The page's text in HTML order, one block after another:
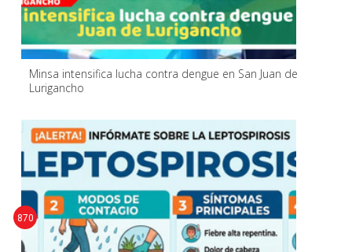
Minsa intensifica lucha contra dengue en San Juan de
Lurigancho
870